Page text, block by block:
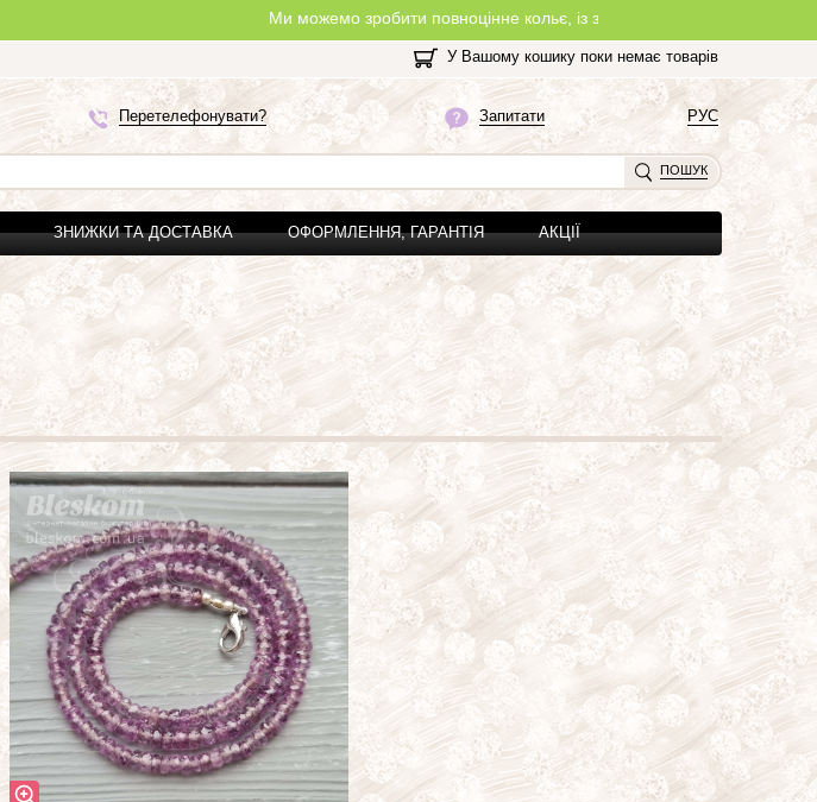
Ми можемо зробити повноцінне кольє, із замочком, з будь-якої нитки, яку
У Вашому кошику поки немає товарів
Запитати
Перетелефонувати? РУС
ПОШУК
ЗНИЖКИ ТА ДОСТАВКА ОФОРМЛЕННЯ, ГАРАНТІЯ АКЦІЇ